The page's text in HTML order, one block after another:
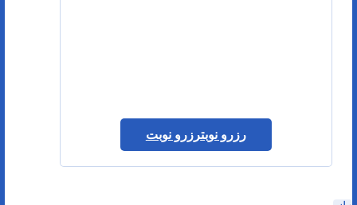
رزرو نوبترزرو نوبت